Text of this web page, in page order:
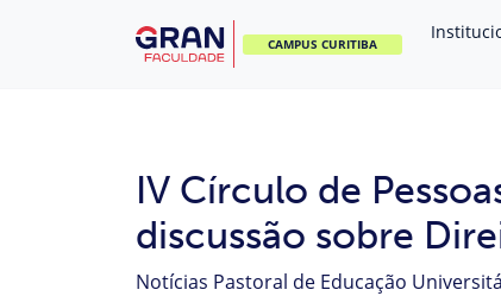
CAMPUS CURITIBA
IV Círculo de
discussão sobre
Notícias Pastoral de Educação